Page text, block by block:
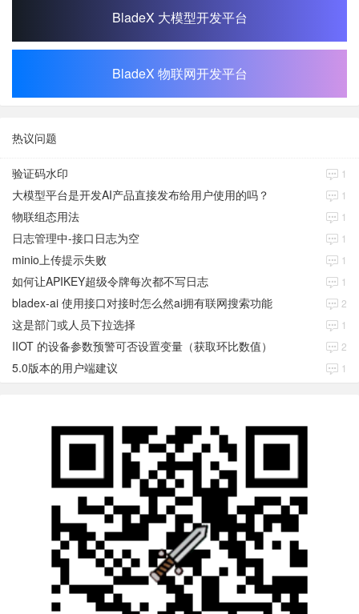
BladeX 大模型开发平台
BladeX 物联网开发平台
热议问题
验证码水印 1
大模型平台是开发AI产品直接发布给用户使用的吗？ 1
物联组态用法 1
日志管理中-接口日志为空 1
minio上传提示失败 1
如何让APIKEY超级令牌每次都不写日志 1
bladex-ai 使用接口对接时怎么然ai拥有联网搜索功能 2
这是部门或人员下拉选择 1
IIOT 的设备参数预警可否设置变量（获取环比数值） 2
5.0版本的用户端建议 1